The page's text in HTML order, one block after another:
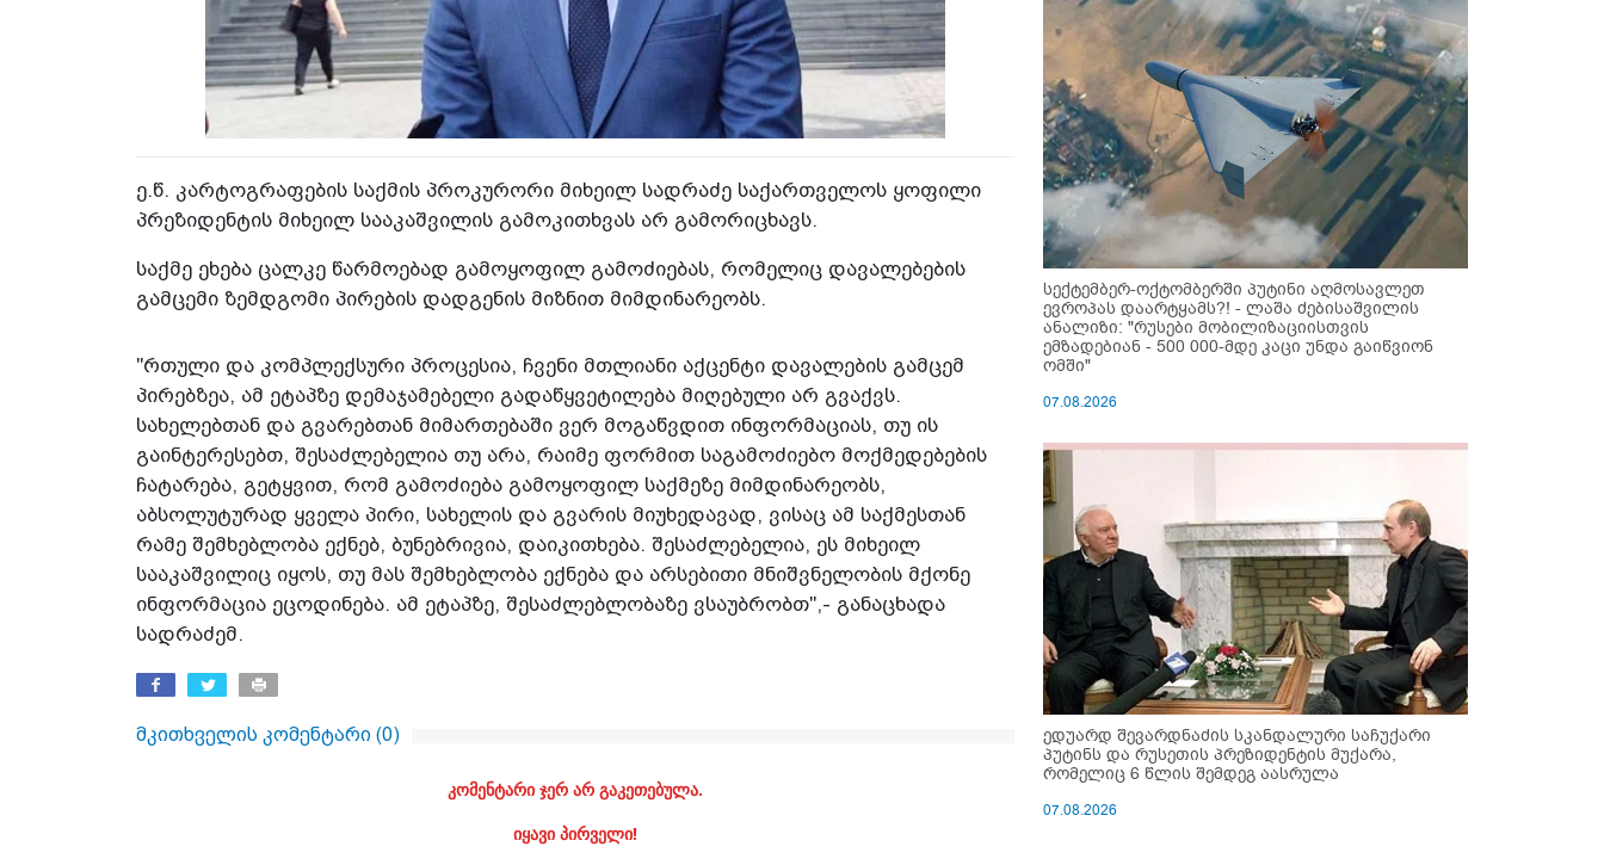
ე.წ. კარტოგრაფების საქმის პროკურორი მიხეილ სადრაძე საქართველოს ყოფილი
პრეზიდენტის მიხეილ სააკაშვილის გამოკითხვას არ გამორიცხავს.
საქმე ეხება ცალკე წარმოებად გამოყოფილ გამოძიებას, რომელიც დავალებების
გამცემი ზემდგომი პირების დადგენის მიზნით მიმდინარეობს.
"რთული და კომპლექსური პროცესია, ჩვენი მთლიანი აქცენტი დავალების გამცემ
პირებზეა, ამ ეტაპზე დემაჯამებელი გადაწყვეტილება მიღებული არ გვაქვს.
სახელებთან და გვარებთან მიმართებაში ვერ მოგაწვდით ინფორმაციას, თუ ის
გაინტერესებთ, შესაძლებელია თუ არა, რაიმე ფორმით საგამოძიებო მოქმედებების
ჩატარება, გეტყვით, რომ გამოძიება გამოყოფილ საქმეზე მიმდინარეობს,
აბსოლუტურად ყველა პირი, სახელის და გვარის მიუხედავად, ვისაც ამ საქმესთან
რამე შემხებლობა ექნებ, ბუნებრივია, დაიკითხება. შესაძლებელია, ეს მიხეილ
სააკაშვილიც იყოს, თუ მას შემხებლობა ექნება და არსებითი მნიშვნელობის მქონე
ინფორმაცია ეცოდინება. ამ ეტაპზე, შესაძლებლობაზე ვსაუბრობთ",- განაცხადა
სადრაძემ.
მკითხველის კომენტარი (0)
კომენტარი ჯერ არ გაკეთებულა.
იყავი პირველი!
სექტემბერ-ოქტომბერში პუტინი აღმოსავლეთ
ევროპას დაარტყამს?! - ლაშა ძებისაშვილის
ანალიზი: "რუსები მობი­ლიზაციისთვის
ემზადებიან - 500 000-მდე კაცი უნდა გაიწვიონ
ომში"
07.08.2026
ედუარდ შევარდნაძის სკანდალური საჩუქარი
პუტინს და რუსეთის პრეზიდენტის მუქარა,
რომელიც 6 წლის შემდეგ აასრულა
07.08.2026